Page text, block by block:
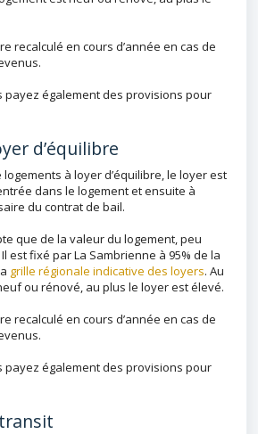
recalculé en cours d’année en cas de
payez également des provisions pour
d’équilibre
à loyer d’équilibre, le loyer est
dans le logement et ensuite à
du contrat de bail.
que de la valeur du logement, peu
est fixé par La Sambrienne à 95% de la
grille régionale indicative des loyers. Au
ou rénové, au plus le loyer est élevé.
recalculé en cours d’année en cas de
payez également des provisions pour